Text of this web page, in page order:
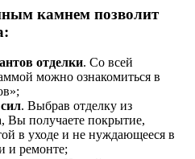
камнем позволит
отделки. Со всей
можно ознакомиться в
. Выбрав отделку из
Вы получаете покрытие,
в уходе и не нуждающееся в
и ремонте;